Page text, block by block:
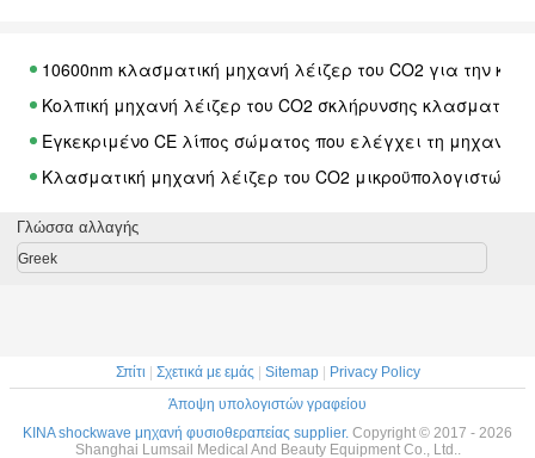
10600nm κλασματική μηχανή λέιζερ του CO2 για την
Κολπική μηχανή λέιζερ του CO2 σκλήρυνσης
Εγκεκριμένο CE λίπος σώματος που ελέγχει τη
Κλασματική μηχανή λέιζερ του CO2 μικροϋπολογιστών,
Κλασματική μηχανή επεξεργασίας λέιζερ του CO2 για
Επαγγελματικός εξοπλισμός θεραπείας τεσσάρων
Η μηχανή Phototherapy των οδηγήσεων αναζωογόνησης
Γλώσσα αλλαγής
Greek
Σπίτι | Σχετικά με εμάς | Sitemap| Privacy Policy
Άποψη υπολογιστών γραφείου
ΚΙΝΑ shockwave μηχανή φυσιοθεραπείας supplier. Copyright © 2017 - 2026
Shanghai Lumsail Medical And Beauty Equipment Co., Ltd..